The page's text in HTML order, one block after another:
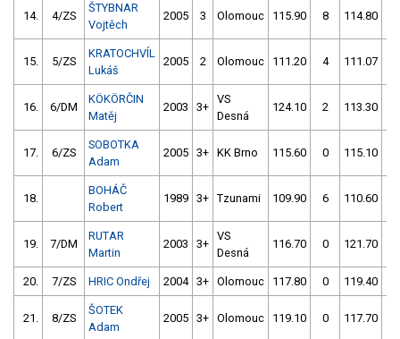
14. 4/ZS
ŠTYBNAR
Vojtěch
2005 3 Olomouc 115.90 8 114.80
15. 5/ZS
KRATOCHVÍL
Lukáš
2005 2 Olomouc 111.20 4 111.07
16. 6/DM
KÖKÖRČIN
Matěj
2003 3+
VS
Desná
124.10 2 113.30
17. 6/ZS
SOBOTKA
Adam
2005 3+ KK Brno 115.60 0 115.10
18.
BOHÁČ
Robert
1989 3+ Tzunami 109.90 6 110.60
19. 7/DM
RUTAR
Martin
2003 3+
VS
Desná
116.70 0 121.70
20. 7/ZS HRIC Ondřej 2004 3+ Olomouc 117.80 0 119.40
21. 8/ZS
ŠOTEK
Adam
2005 3+ Olomouc 119.10 0 117.70